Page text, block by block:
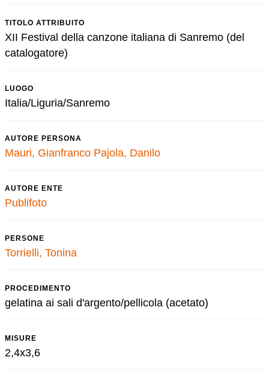
TITOLO ATTRIBUITO
XII Festival della canzone italiana di Sanremo (del
catalogatore)
LUOGO
Italia/Liguria/Sanremo
AUTORE PERSONA
Mauri, Gianfranco Pajola, Danilo
AUTORE ENTE
Publifoto
PERSONE
Torrielli, Tonina
PROCEDIMENTO
gelatina ai sali d'argento/pellicola (acetato)
MISURE
2,4x3,6